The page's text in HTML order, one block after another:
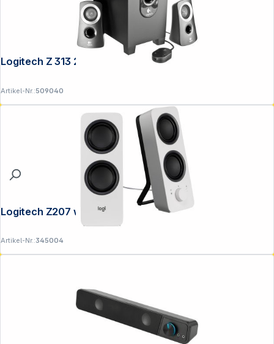
Logitech Z 313 2.1 schwarz
Artikel-Nr.:509040
Logitech Z207 weiß
Artikel-Nr.:345004